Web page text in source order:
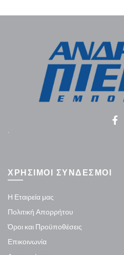
.
ΧΡΗΣΙΜΟΙ ΣΥΝΔΕΣΜΟΙ
Η Εταιρεία μας
Πολιτική Απορρήτου
Όροι και Προϋποθέσεις
Επικοινωνία